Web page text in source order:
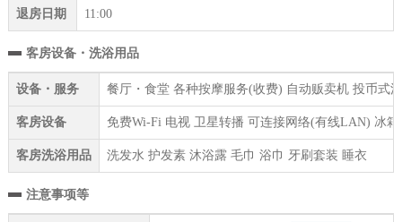
退房日期 11:00
客房设备・洗浴用品
设备・服务 餐厅・食堂 各种按摩服务(收费) 自动贩卖机 投币式
客房设备 免费Wi-Fi 电视 卫星转播 可连接网络(有线LAN) 冰
客房洗浴用品 洗发水 护发素 沐浴露 毛巾 浴巾 牙刷套装 睡衣
注意事项等